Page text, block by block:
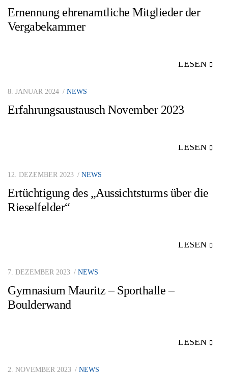
Ernennung ehrenamtliche Mitglieder der
Vergabekammer
LESEN
8. JANUAR 2024 NEWS
Erfahrungsaustausch November 2023
LESEN
12. DEZEMBER 2023 NEWS
Ertüchtigung des „Aussichtsturms über die
Rieselfelder“
LESEN
7. DEZEMBER 2023 NEWS
Gymnasium Mauritz – Sporthalle –
Boulderwand
LESEN
2. NOVEMBER 2023 NEWS